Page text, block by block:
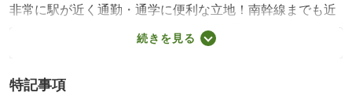
非常に駅が近く通勤・通学に便利な立地！南幹線までも近
くてお店が多く、お買い物にも便利♪鉄骨マンションタイプ
で室内洗濯機置き場も人気ですね（＾＾♪静岡県立大学まで
イレ・電気コンロ・コンロ１口/クリーニング代 33000円/
続きを見る
特記事項